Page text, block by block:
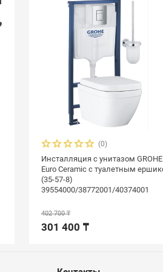
(0)
Инсталляция с унитазом GROHE
Euro Ceramic с туалетным
(35-57-8)
39554000/38772001/40374001
402 700 ₸
301 400 ₸